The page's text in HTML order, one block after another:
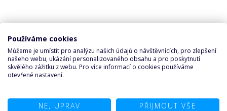
Používáme cookies
Můžeme je umístit pro analýzu našich údajů o návštěvnících, pro zlepšení
našeho webu, ukázání personalizovaného obsahu a pro poskytnutí
skvělého zážitku z webu. Pro více informací o cookies používáme
otevřené nastavení.
NE, UPRAV PŘIJMOUT VŠE